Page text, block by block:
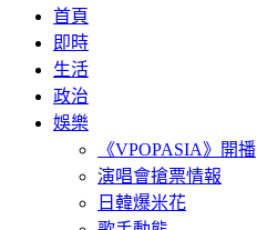
首頁
即時
生活
政治
娛樂
《VPOPASIA》開播
演唱會搶票情報
日韓爆米花